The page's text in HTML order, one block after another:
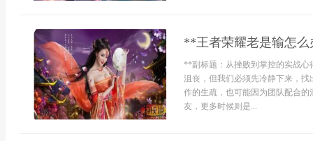
**王者荣耀老是输怎
**副标题：从挫败到掌控的实战
沮丧，但我们必须先冷静下来，
作的生疏，也可能因为团队配合
友，更多时候则是...